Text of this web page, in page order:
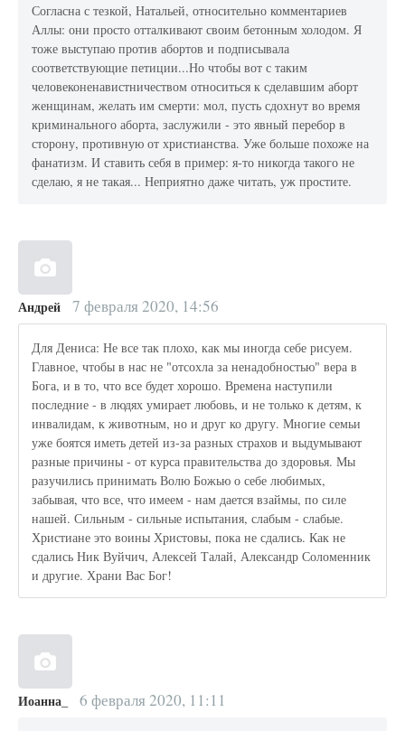
Согласна с тезкой, Натальей, относительно комментариев
Аллы: они просто отталкивают своим бетонным холодом. Я
тоже выступаю против абортов и подписывала
соответствующие петиции...Но чтобы вот с таким
человеконенавистничеством относиться к сделавшим аборт
женщинам, желать им смерти: мол, пусть сдохнут во время
криминального аборта, заслужили - это явный перебор в
сторону, противную от христианства. Уже больше похоже на
фанатизм. И ставить себя в пример: я-то никогда такого не
сделаю, я не такая... Неприятно даже читать, уж простите.
Андрей 7 февраля 2020, 14:56
Для Дениса: Не все так плохо, как мы иногда себе рисуем.
Главное, чтобы в нас не "отсохла за ненадобностью" вера в
Бога, и в то, что все будет хорошо. Времена наступили
последние - в людях умирает любовь, и не только к детям, к
инвалидам, к животным, но и друг ко другу. Многие семьи
уже боятся иметь детей из-за разных страхов и выдумывают
разные причины - от курса правительства до здоровья. Мы
разучились принимать Волю Божью о себе любимых,
забывая, что все, что имеем - нам дается взаймы, по силе
нашей. Сильным - сильные испытания, слабым - слабые.
Христиане это воины Христовы, пока не сдались. Как не
сдались Ник Вуйчич, Алексей Талай, Александр Соломенник
и другие. Храни Вас Бог!
Иоанна_ 6 февраля 2020, 11:11